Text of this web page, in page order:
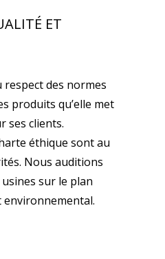
ET
respect des normes
produits qu’elle met
ses clients.
éthique sont au
Nous auditions
sur le plan